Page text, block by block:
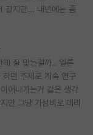
같지만... 내년에는 좀
테 잘 맞는걸까.. 얼른
던 주제로 계속 연구
어나가는거 같은 생각
만 그냥 가성비로 데리